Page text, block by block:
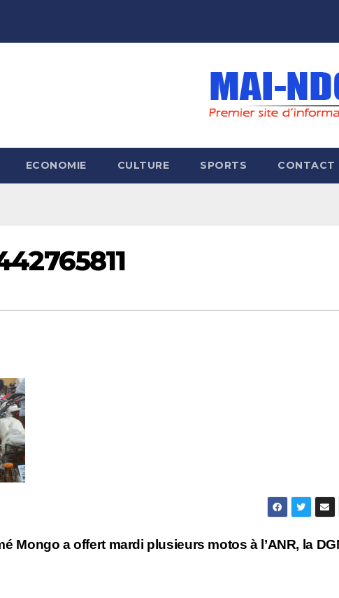
ECONOMIE CULTURE SPORTS CONTACT
Mongo a offert mardi plusieurs motos à l’ANR, la